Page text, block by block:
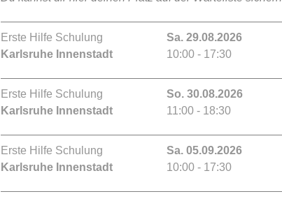
Erste Hilfe Schulung
Karlsruhe Innenstadt
Sa. 29.08.2026
10:00 - 17:30
Erste Hilfe Schulung
Karlsruhe Innenstadt
So. 30.08.2026
11:00 - 18:30
Erste Hilfe Schulung
Karlsruhe Innenstadt
Sa. 05.09.2026
10:00 - 17:30